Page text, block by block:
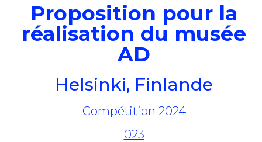
Proposition pour la
réalisation du musée
AD
Helsinki, Finlande
Compétition 2024
023